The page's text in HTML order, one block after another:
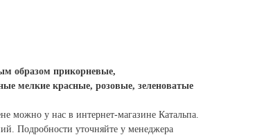
образом прикорневые,
мелкие красные, розовые, зеленоватые
можно у нас в интернет-магазине Катальпа.
Подробности уточняйте у менеджера